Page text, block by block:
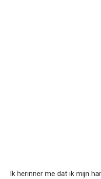
Ik herinner me dat ik mijn